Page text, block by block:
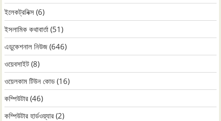
ইলেকট্রনিক্স (6)
ইসলামিক কথাবার্তা (51)
এডুকেশনাল নিউজ (646)
ওয়েবসাইট (8)
ওয়েলকাম টিউন কোড (16)
কম্পিউটার (46)
কম্পিউটার হার্ডওয়্যার (2)